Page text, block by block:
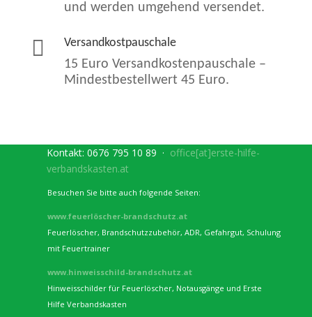
und werden umgehend versendet.
 Versandkostpauschale
15 Euro Versandkostenpauschale –
Mindestbestellwert 45 Euro.
Kontakt: 0676 795 10 89 · office[at]erste-hilfe-
verbandskasten.at
Besuchen Sie bitte auch folgende Seiten:
www.feuerlöscher-brandschutz.at
Feuerlöscher, Brandschutzzubehör, ADR, Gefahrgut, Schulung
mit Feuertrainer
www.hinweisschild-brandschutz.at
Hinweisschilder für Feuerlöscher, Notausgänge und Erste
Hilfe Verbandskasten